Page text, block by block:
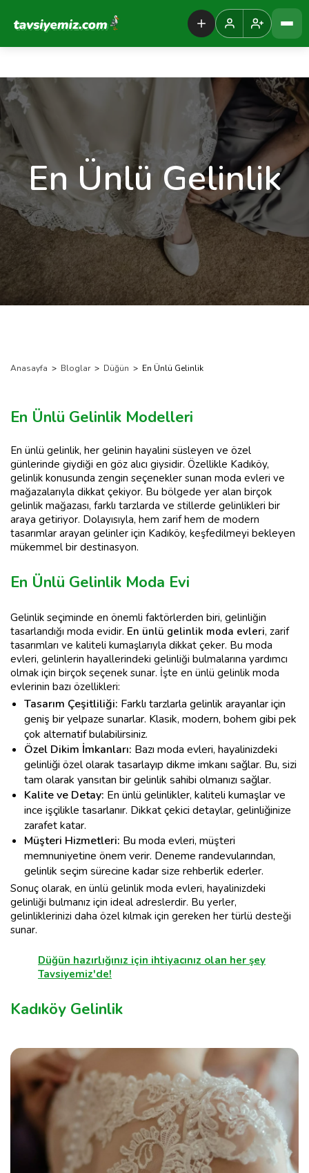
Tavsiyemiz Anasayfa
En Ünlü Gelinlik
Anasayfa > Bloglar > Düğün > En Ünlü Gelinlik
En Ünlü Gelinlik Modelleri
En ünlü gelinlik, her gelinin hayalini süsleyen ve özel
günlerinde giydiği en göz alıcı giysidir. Özellikle Kadıköy,
gelinlik konusunda zengin seçenekler sunan moda evleri ve
mağazalarıyla dikkat çekiyor. Bu bölgede yer alan birçok
gelinlik mağazası, farklı tarzlarda ve stillerde gelinlikleri bir
araya getiriyor. Dolayısıyla, hem zarif hem de modern
tasarımlar arayan gelinler için Kadıköy, keşfedilmeyi bekleyen
mükemmel bir destinasyon.
En Ünlü Gelinlik Moda Evi
Gelinlik seçiminde en önemli faktörlerden biri, gelinliğin
tasarlandığı moda evidir. En ünlü gelinlik moda evleri, zarif
tasarımları ve kaliteli kumaşlarıyla dikkat çeker. Bu moda
evleri, gelinlerin hayallerindeki gelinliği bulmalarına yardımcı
olmak için birçok seçenek sunar. İşte en ünlü gelinlik moda
evlerinin bazı özellikleri:
Tasarım Çeşitliliği: Farklı tarzlarla gelinlik arayanlar için
geniş bir yelpaze sunarlar. Klasik, modern, bohem gibi pek
çok alternatif bulabilirsiniz.
Özel Dikim İmkanları: Bazı moda evleri, hayalinizdeki
gelinliği özel olarak tasarlayıp dikme imkanı sağlar. Bu, sizi
tam olarak yansıtan bir gelinlik sahibi olmanızı sağlar.
Kalite ve Detay: En ünlü gelinlikler, kaliteli kumaşlar ve
ince işçilikle tasarlanır. Dikkat çekici detaylar, gelinliğinize
zarafet katar.
Müşteri Hizmetleri: Bu moda evleri, müşteri
memnuniyetine önem verir. Deneme randevularından,
gelinlik seçim sürecine kadar size rehberlik ederler.
Sonuç olarak, en ünlü gelinlik moda evleri, hayalinizdeki
gelinliği bulmanız için ideal adreslerdir. Bu yerler,
gelinliklerinizi daha özel kılmak için gereken her türlü desteği
sunar.
Düğün hazırlığınız için ihtiyacınız olan her şey
Tavsiyemiz'de!
Kadıköy Gelinlik